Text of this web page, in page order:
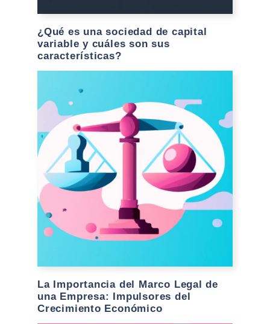
¿Qué es una sociedad de capital
variable y cuáles son sus
características?
La Importancia del Marco Legal de
una Empresa: Impulsores del
Crecimiento Económico